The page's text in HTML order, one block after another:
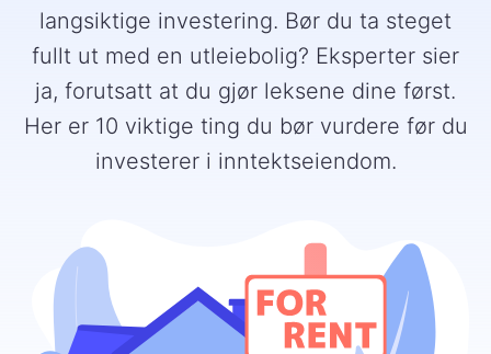
langsiktige investering. Bør du ta steget
fullt ut med en utleiebolig? Eksperter sier
ja, forutsatt at du gjør leksene dine først.
Her er 10 viktige ting du bør vurdere før du
investerer i inntektseiendom.